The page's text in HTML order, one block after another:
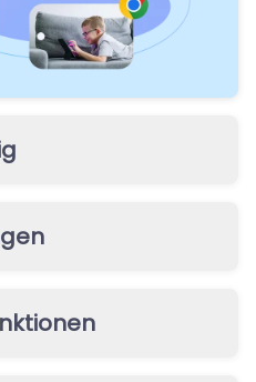
sorgen für die
– mit oder ohne
Einrichtung des Geräts.